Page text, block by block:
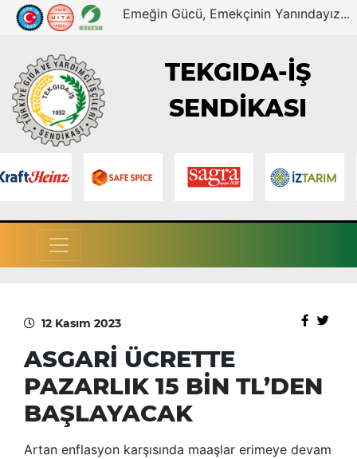
Emeğin Gücü, Emekçinin Yanındayız...
TEKGIDA-İŞ
SENDİKASI
12 Kasım 2023
ASGARİ ÜCRETTE
PAZARLIK 15 BİN TL’DEN
BAŞLAYACAK
Artan enflasyon karşısında maaşlar erimeye devam